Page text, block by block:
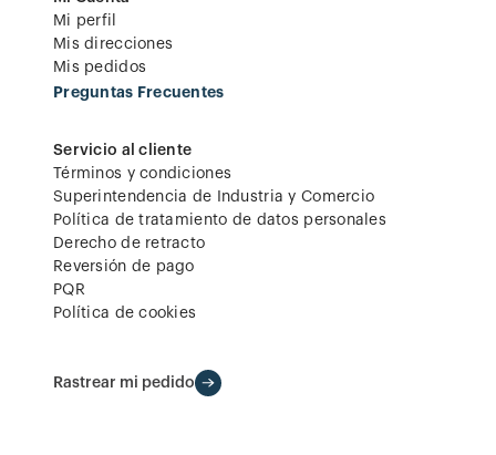
Mi perfil
Mis direcciones
Mis pedidos
Preguntas Frecuentes
Servicio al cliente
Términos y condiciones
Superintendencia de Industria y Comercio
Política de tratamiento de datos personales
Derecho de retracto
Reversión de pago
PQR
Política de cookies
Rastrear mi pedido